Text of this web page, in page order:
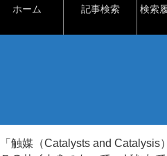
ホーム 記事検索 検索
「触媒（Catalysts and